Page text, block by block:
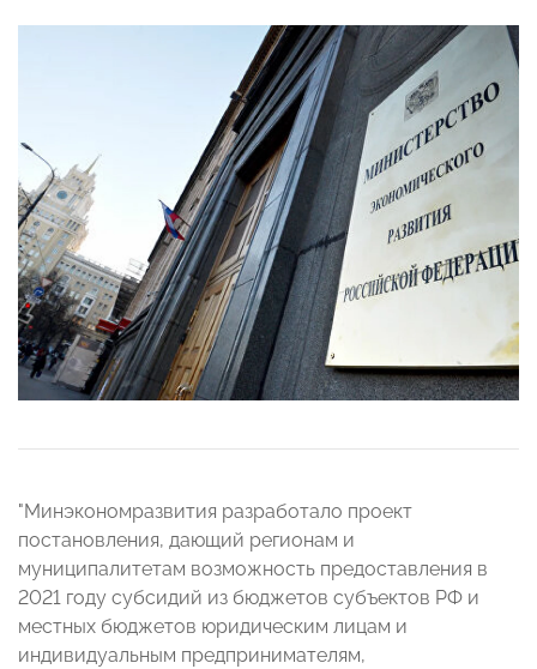
"Минэкономразвития разработало проект
постановления, дающий регионам и
муниципалитетам возможность предоставления в
2021 году субсидий из бюджетов субъектов РФ и
местных бюджетов юридическим лицам и
индивидуальным предпринимателям,